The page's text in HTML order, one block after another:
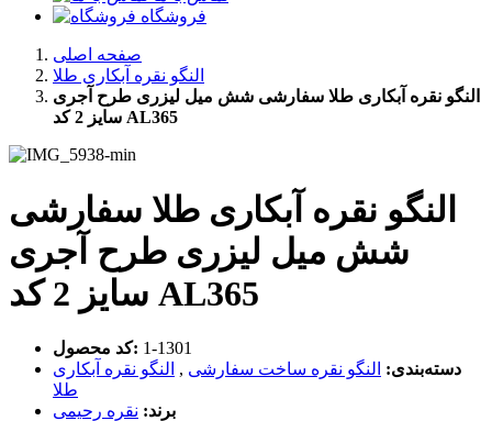
فروشگاه
صفحه اصلی
النگو نقره آبکاری طلا
النگو نقره آبکاری طلا سفارشی شش میل لیزری طرح آجری
سایز 2 کد AL365
النگو نقره آبکاری طلا سفارشی
شش میل لیزری طرح آجری
سایز 2 کد AL365
کد محصول: ‎1-1301
دسته‌بندی: النگو نقره ساخت سفارشی , النگو نقره آبکاری
طلا
برند: نقره رحیمی